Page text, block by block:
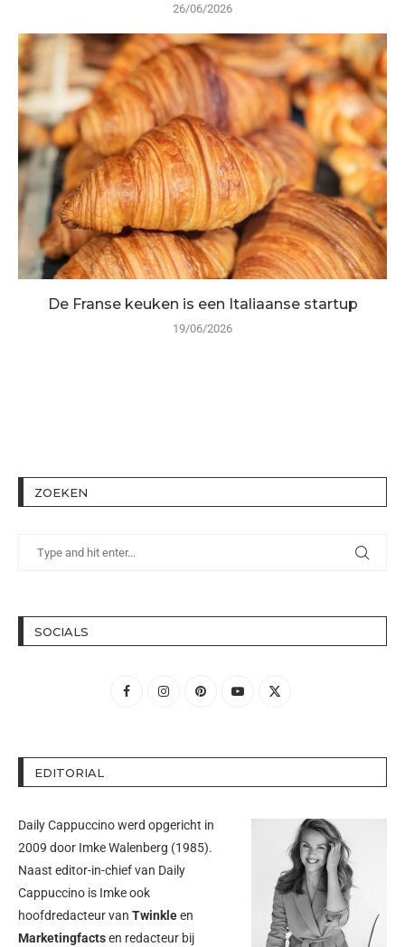
26/06/2026
De Franse keuken is een Italiaanse startup
19/06/2026
ZOEKEN
SOCIALS
EDITORIAL
Daily Cappuccino werd opgericht in
2009 door Imke Walenberg (1985).
Naast editor-in-chief van Daily
Cappuccino is Imke ook
hoofdredacteur van Twinkleen
Marketingfactsen redacteur bij